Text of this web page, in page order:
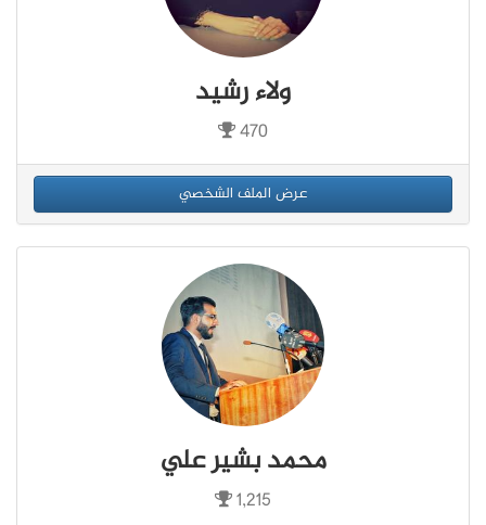
ولاء رشيد
470
عرض الملف الشخصي
محمد بشير علي
1,215